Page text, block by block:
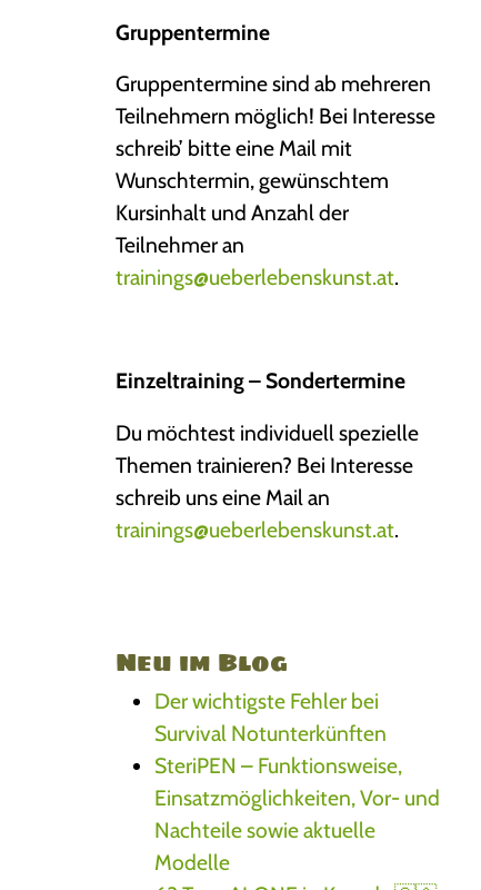
Gruppentermine
Gruppentermine sind ab mehreren
Teilnehmern möglich! Bei Interesse
schreib’ bitte eine Mail mit
Wunschtermin, gewünschtem
Kursinhalt und Anzahl der
Teilnehmer an
trainings@ueberlebenskunst.at.
Einzeltraining – Sondertermine
Du möchtest individuell spezielle
Themen trainieren? Bei Interesse
schreib uns eine Mail an
trainings@ueberlebenskunst.at.
Neu im Blog
Der wichtigste Fehler bei
Survival Notunterkünften
SteriPEN – Funktionsweise,
Einsatzmöglichkeiten, Vor- und
Nachteile sowie aktuelle
Modelle